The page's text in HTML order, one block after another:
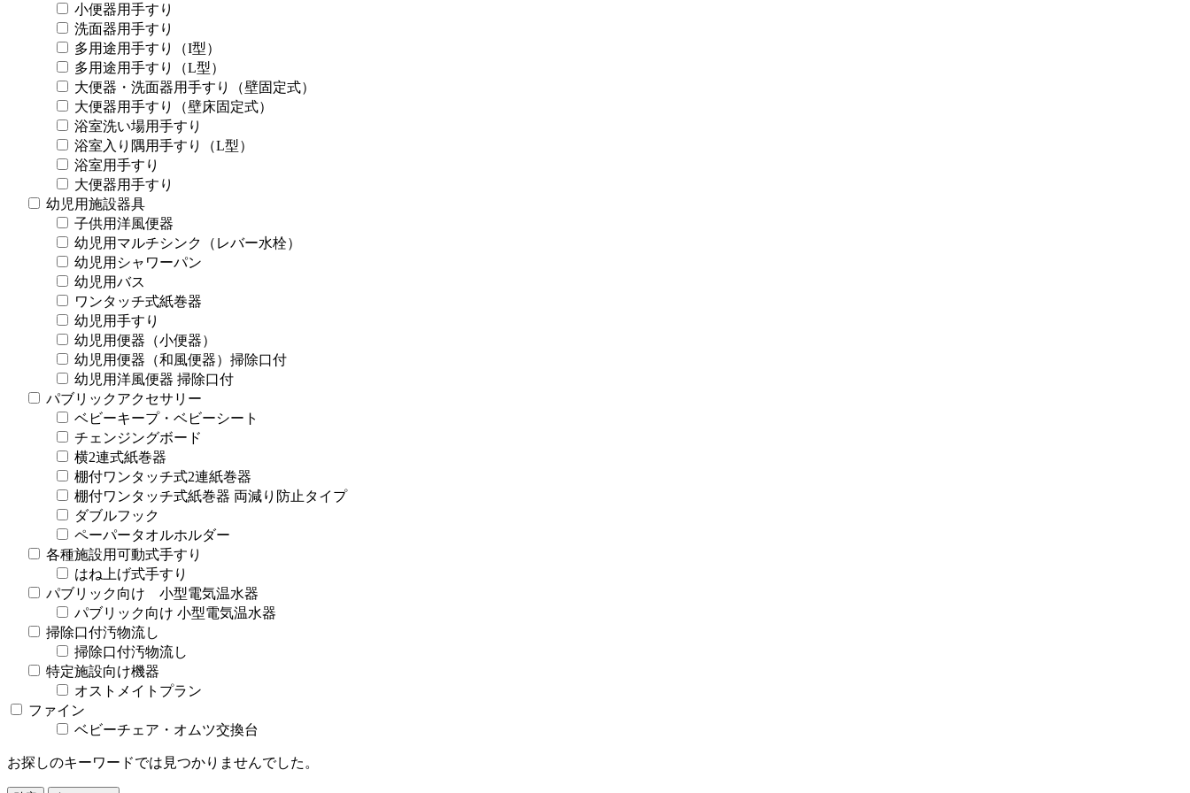
小便器用手すり
洗面器用手すり
多用途用手すり（I型）
多用途用手すり（L型）
大便器・洗面器用手すり（壁固定式）
大便器用手すり（壁床固定式）
浴室洗い場用手すり
浴室入り隅用手すり（L型）
浴室用手すり
大便器用手すり
幼児用施設器具
子供用洋風便器
幼児用マルチシンク（レバー水栓）
幼児用シャワーパン
幼児用バス
ワンタッチ式紙巻器
幼児用手すり
幼児用便器（小便器）
幼児用便器（和風便器）掃除口付
幼児用洋風便器 掃除口付
パブリックアクセサリー
ベビーキープ・ベビーシート
チェンジングボード
横2連式紙巻器
棚付ワンタッチ式2連紙巻器
棚付ワンタッチ式紙巻器 両減り防止タイプ
ダブルフック
ペーパータオルホルダー
各種施設用可動式手すり
はね上げ式手すり
パブリック向け 小型電気温水器
パブリック向け 小型電気温水器
掃除口付汚物流し
掃除口付汚物流し
特定施設向け機器
オストメイトプラン
ファイン
ベビーチェア・オムツ交換台
お探しのキーワードでは見つかりませんでした。